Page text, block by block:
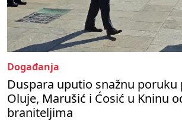
Događanja
Duspara uputio snažnu poruku
Oluje, Marušić i Ćosić u Kninu
braniteljima